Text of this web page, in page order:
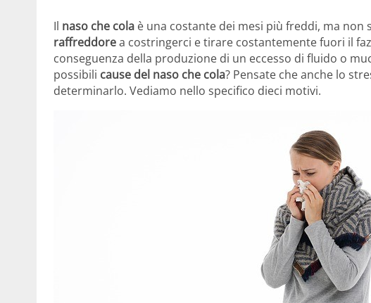
Il naso che cola è una costante dei mesi più freddi, ma
raffreddorea costringerci e tirare costantemente fuori il
conseguenza della produzione di un eccesso di fluido o
possibili cause del naso che cola? Pensate che anche lo
determinarlo. Vediamo nello specifico dieci motivi.